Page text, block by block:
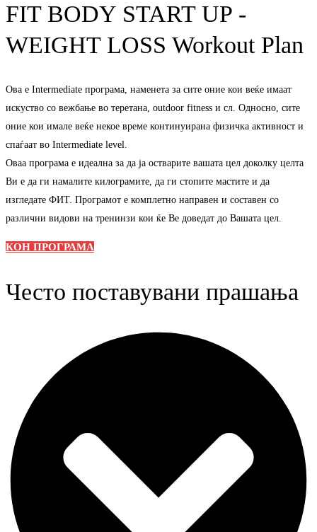
FIT BODY START UP -
WEIGHT LOSS Workout Plan
Ова е Intermediate програма, наменета за сите оние кои веќе имаат
искуство со вежбање во теретана, outdoor fitness и сл. Односно, сите
оние кои имале веќе некое време континуирана физичка активност и
спаѓаат во Intermediate level.
Оваа програма е идеална за да ја остварите вашата цел доколку целта
Ви е да ги намалите килограмите, да ги стопите мастите и да
изгледате ФИТ. Програмот е комплетно направен и составен со
различни видови на тренинзи кои ќе Ве доведат до Вашата цел.
КОН ПРОГРАМА
Често поставувани прашања